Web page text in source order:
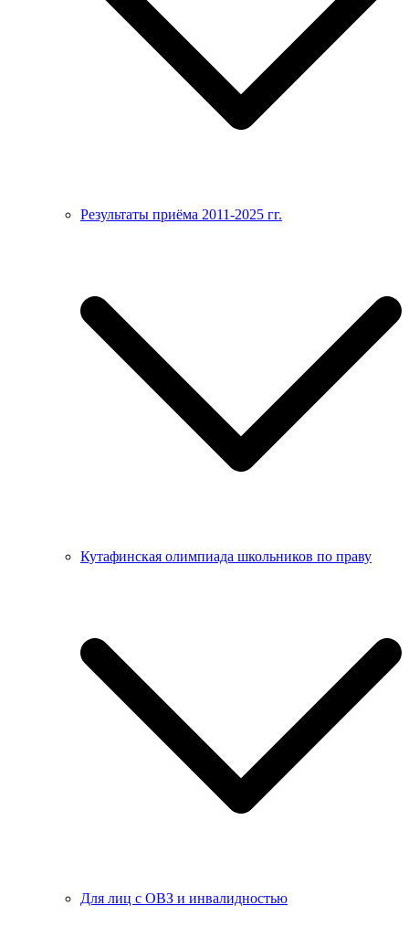
Результаты приёма 2011-2025 гг.
Кутафинская олимпиада школьников по праву
Для лиц с ОВЗ и инвалидностью